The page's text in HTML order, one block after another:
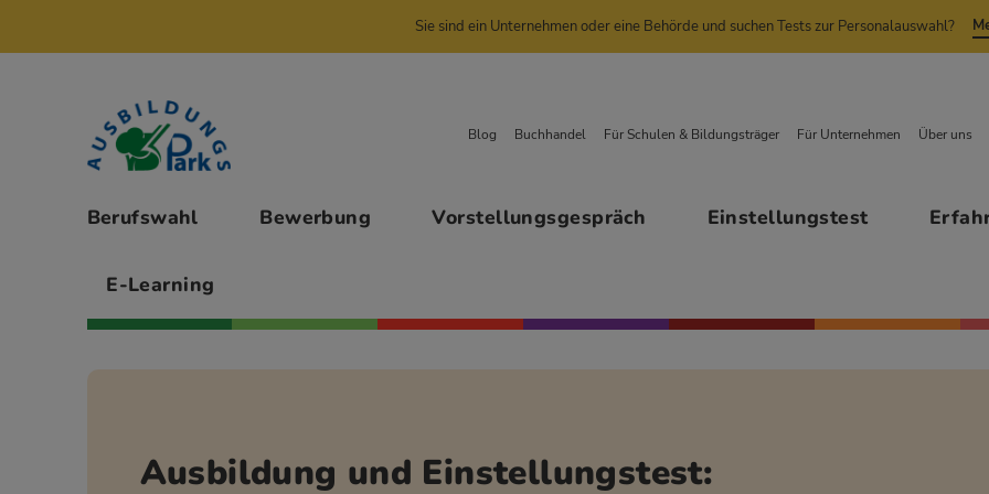
Sie sind ein Unternehmen oder eine Behörde und suchen Tests zur Personalauswahl?
Berufswahl Bewerbung Vorstellungsgespräch Einstellungstest
E-Learning
Blog Buchhandel Für Schulen & Bildungsträger Für Unternehmen Über uns
Ausbildung und Einstellungstest: